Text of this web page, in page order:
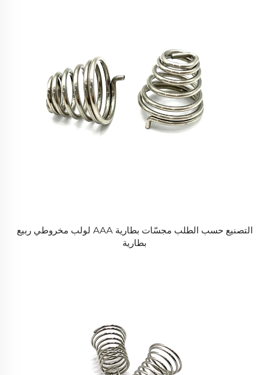
التصنيع حسب الطلب مجسّات بطارية AAA لولب مخروطي ربيع
بطارية